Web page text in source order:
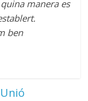
manera es
ben